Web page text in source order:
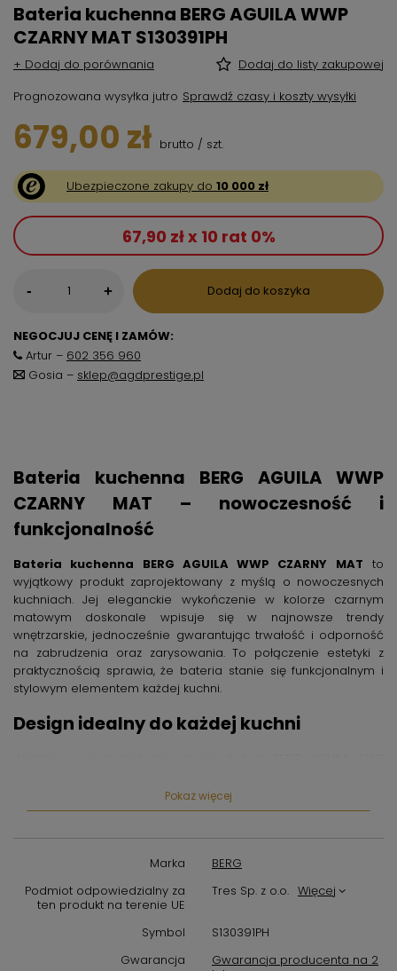
Bateria kuchenna BERG AGUILA WWP
CZARNY MAT S130391PH
+ Dodaj do porównania
Dodaj do listy zakupowej
Prognozowana wysyłka jutro Sprawdź czasy i koszty wysyłki
679,00 zł brutto / szt.
Ubezpieczone zakupy do 10 000 zł
67,90 zł x 10 rat 0%
- + Dodaj do koszyka
NEGOCJUJ CENĘ I ZAMÓW:
Artur – 602 356 960
Gosia – sklep@agdprestige.pl
Bateria kuchenna BERG AGUILA WWP
CZARNY MAT – nowoczesność i
funkcjonalność
Bateria kuchenna BERG AGUILA WWP CZARNY MAT to
wyjątkowy produkt zaprojektowany z myślą o nowoczesnych
kuchniach. Jej eleganckie wykończenie w kolorze czarnym
matowym doskonale wpisuje się w najnowsze trendy
wnętrzarskie, jednocześnie gwarantując trwałość i odporność
na zabrudzenia oraz zarysowania. To połączenie estetyki z
praktycznością sprawia, że bateria stanie się funkcjonalnym i
stylowym elementem każdej kuchni.
Design idealny do każdej kuchni
aranżacji – od nowoczesnych loftów, przez klasyczne kuchnie,
aż po wnętrza industrialne. Matowa powierzchnia zmniejsza
wykonanie oraz wyrafinowany kształt gwarantują, że bateria
wizualnie przez długie lata.
Wszechstronne zastosowanie w kuchni
Pokaż więcej
Marka
BERG
Podmiot odpowiedzialny za
ten produkt na terenie UE
Tres Sp. z o.o. Więcej
Symbol
S130391PH
Gwarancja
Gwarancja producenta na 2